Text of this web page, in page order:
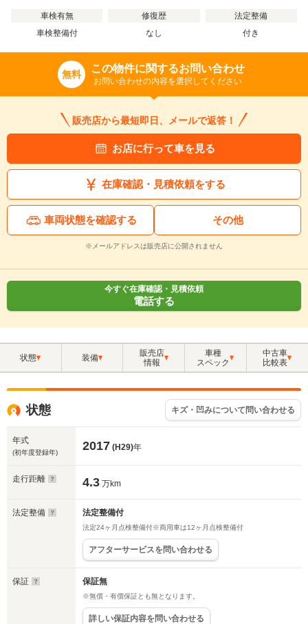
車検有無
車検整備付
修復歴
なし
法定整備
付き
無料 この物件に関するお問い合わせ
お問い合わせの内容を選択してください
販売店から最短即日、メールで返答！
お店に行って車を見る
在庫確認・見積依頼をする
車両状態を確認する その他
※メールアドレスは販売店に公開されません
今すぐ在庫確認・見積依頼
電話する
状態 装備
販売店
情報
車種
スペック
中古車
比較表
状態 キズ・凹みについて問い合わせる
年式
(初年度登録年) 2017 (H29)年
走行距離 4.3 万km
法定整備 法定整備付
法定24ヶ月点検整備付※商用車は12ヶ月点検整備付
アフターサービスを問い合わせる
保証 保証無
※無償・有償保証とも無となります。
詳しい保証内容を問い合わせる